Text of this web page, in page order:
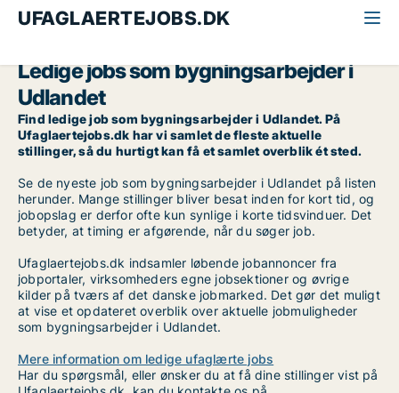
UFAGLAERTEJOBS.DK
Ledige jobs som bygningsarbejder i
Udlandet
Find ledige job som bygningsarbejder i Udlandet. På
Ufaglaertejobs.dk har vi samlet de fleste aktuelle
stillinger, så du hurtigt kan få et samlet overblik ét sted.
Se de nyeste job som bygningsarbejder i Udlandet på listen
herunder. Mange stillinger bliver besat inden for kort tid, og
jobopslag er derfor ofte kun synlige i korte tidsvinduer. Det
betyder, at timing er afgørende, når du søger job.
Ufaglaertejobs.dk indsamler løbende jobannoncer fra
jobportaler, virksomheders egne jobsektioner og øvrige
kilder på tværs af det danske jobmarked. Det gør det muligt
at vise et opdateret overblik over aktuelle jobmuligheder
som bygningsarbejder i Udlandet.
Mere information om ledige ufaglærte jobs
Har du spørgsmål, eller ønsker du at få dine stillinger vist på